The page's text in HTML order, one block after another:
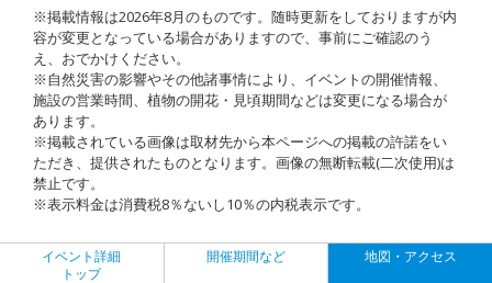
※掲載情報は2026年8月のものです。随時更新をしておりますが内
容が変更となっている場合がありますので、事前にご確認のう
え、おでかけください。
※自然災害の影響やその他諸事情により、イベントの開催情報、
施設の営業時間、植物の開花・見頃期間などは変更になる場合が
あります。
※掲載されている画像は取材先から本ページへの掲載の許諾をい
ただき、提供されたものとなります。画像の無断転載(二次使用)は
禁止です。
※表示料金は消費税8％ないし10％の内税表示です。
イベント詳細
トップ
開催期間など 地図・アクセス